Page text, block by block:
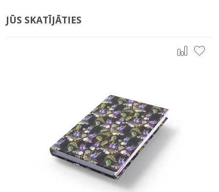
JŪS SKATĪJĀTIES